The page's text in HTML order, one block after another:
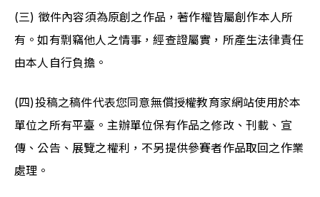
(三) 徵件內容須為原創之作品，著作權皆屬創作本人所
有。如有剽竊他人之情事，經查證屬實，所產生法律責任
由本人自行負擔。
(四)投稿之稿件代表您同意無償授權教育家網站使用於本
單位之所有平臺。主辦單位保有作品之修改、刊載、宣
傳、公告、展覽之權利，不另提供參賽者作品取回之作業
處理。